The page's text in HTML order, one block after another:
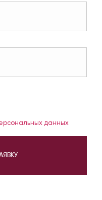
данных